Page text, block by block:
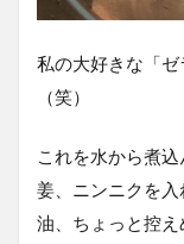
私の大好きな「ゼ
（笑）
これを水から煮
姜、ニンニクを
油、ちょっと控